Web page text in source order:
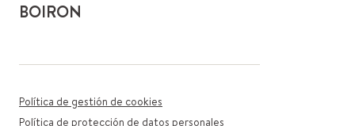
BOIRON
Política de gestión de cookies
Política de protección de datos personales